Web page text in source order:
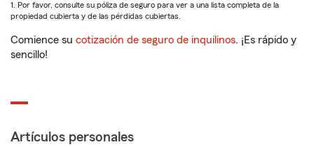
1. Por favor, consulte su póliza de seguro para ver a una lista completa de la
propiedad cubierta y de las pérdidas cubiertas.
Comience su cotización de seguro de inquilinos. ¡Es rápido y
sencillo!
Artículos personales